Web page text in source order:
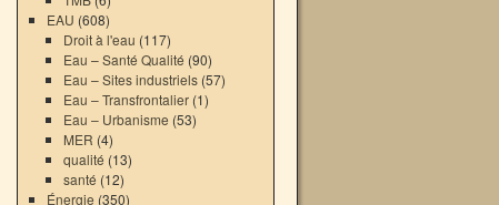
EAU (608)
Droit à l'eau (117)
Eau – Santé Qualité (90)
Eau – Sites industriels (57)
Eau – Transfrontalier (1)
Eau – Urbanisme (53)
MER (4)
qualité (13)
santé (12)
Énergie (350)